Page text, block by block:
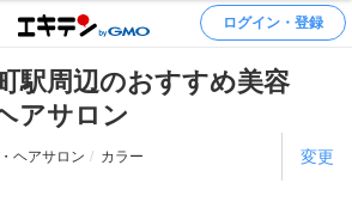
ログイン・登録
駅周辺のおすすめ美容
アサロン
ヘアサロン カラー 変更